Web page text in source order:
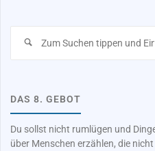
DAS 8. GEBOT
Du sollst nicht rumlügen und
über Menschen erzählen, die nicht